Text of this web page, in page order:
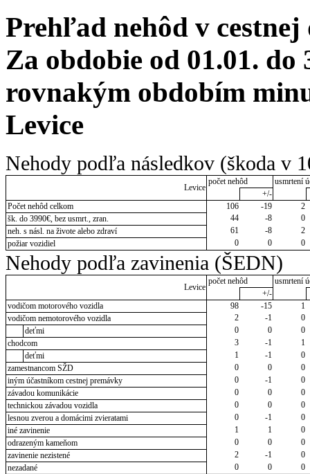
Prehľad nehôd v cestnej
Za obdobie od 01.01. do
rovnakým obdobím
Levice
Nehody podľa následkov (škoda v
Levice
počet nehôd
usmrtení
+/-
Počet nehôd celkom
106 -19
2
šk. do 3990€, bez usmrt., zran.
44 -8
0
neh. s násl. na živote alebo zdraví
61 -8
2
požiar vozidiel
0 0 0
Nehody podľa zavinenia (ŠEDN)
Levice
počet nehôd
usmrtení
+/-
vodičom motorového vozidla
98 -15
1
vodičom nemotorového vozidla
2 -1
0
deťmi
0 0
0
chodcom
3 -1
1
deťmi
1 -1
0
zamestnancom SŽD
0 0
0
iným účastníkom cestnej premávky
0 -1
0
závadou komunikácie
0 0
0
technickou závadou vozidla
0 0
0
lesnou zverou a domácimi zvieratami
0 -1
0
iné zavinenie
1 1
0
odrazeným kameňom
0 0
0
zavinenie nezistené
2 -1
0
nezadané
0 0 0